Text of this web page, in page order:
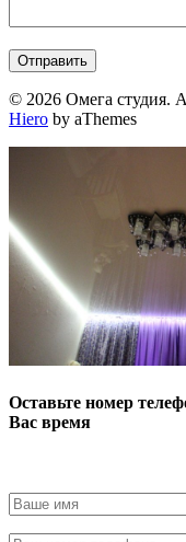
© 2026 Омега студия.
Hiero by aThemes
Оставьте номер
Вас время